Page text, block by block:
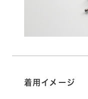
着用イメージ